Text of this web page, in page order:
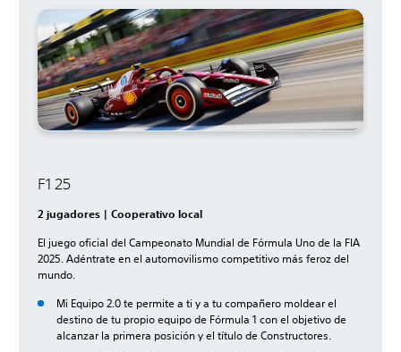
F1 25
2 jugadores | Cooperativo local
El juego oficial del Campeonato Mundial de Fórmula Uno de la FIA
2025. Adéntrate en el automovilismo competitivo más feroz del
mundo.
Mi Equipo 2.0 te permite a ti y a tu compañero moldear el
destino de tu propio equipo de Fórmula 1 con el objetivo de
alcanzar la primera posición y el título de Constructores.